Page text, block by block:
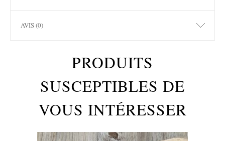
AVIS (0)
PRODUITS
SUSCEPTIBLES DE
VOUS INTÉRESSER